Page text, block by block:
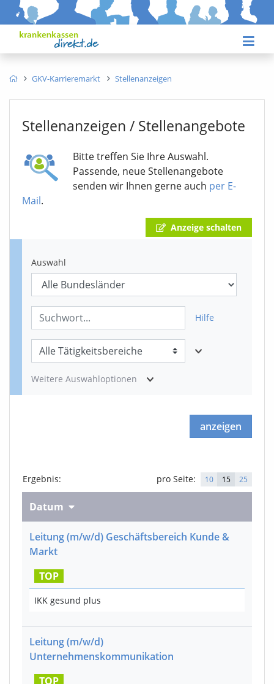
GKV-Karrieremarkt Stellenanzeigen
Stellenanzeigen / Stellenangebote
Bitte treffen Sie Ihre Auswahl.
Passende, neue Stellenangebote
senden wir Ihnen gerne auch per E-
Mail.
Anzeige schalten
Auswahl
Hilfe
Weitere Auswahloptionen
anzeigen
Ergebnis: pro Seite: 10 15 25
Datum
Leitung(m/w/d) Geschäftsbereich Kunde &
Markt
TOP
IKK gesund plus
Leitung(m/w/d)
Unternehmenskommunikation
TOP